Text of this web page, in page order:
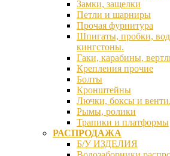
Замки, защелки
Петли и шарниры
Прочая фурнитура
Шпигаты, пробки,
кингстоны.
Гаки, карабины,
Крепления прочие
Болты
Кронштейны
Лючки, боксы и
Рымы, ролики
Трапики и платформы
РАСПРОДАЖА
Б/У ИЗДЕЛИЯ